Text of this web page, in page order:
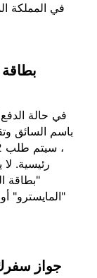
في المملكة
بطاقة
في حالة
باسم السائق
رئيسية.
"بطاقة
"المايسترو"
جواز